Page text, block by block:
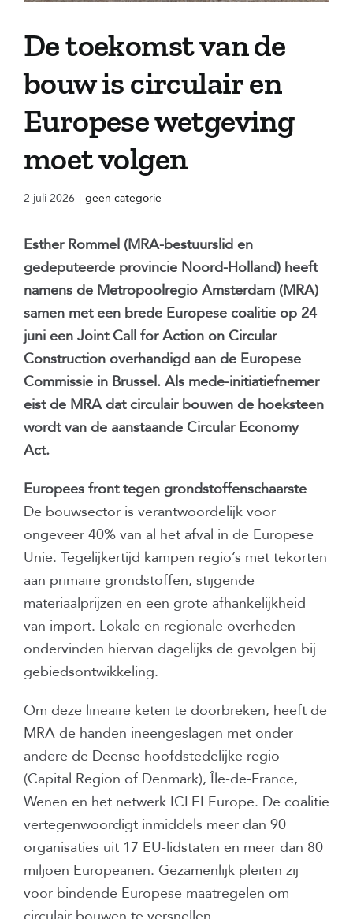
De toekomst van de
bouw is circulair en
Europese wetgeving
moet volgen
2 juli 2026 | geen categorie
Esther Rommel (MRA-bestuurslid en
gedeputeerde provincie Noord-Holland) heeft
namens de Metropoolregio Amsterdam (MRA)
samen met een brede Europese coalitie op 24
juni een Joint Call for Action on Circular
Construction overhandigd aan de Europese
Commissie in Brussel. Als mede-initiatiefnemer
eist de MRA dat circulair bouwen de hoeksteen
wordt van de aanstaande Circular Economy
Act.
Europees front tegen grondstoffenschaarste
De bouwsector is verantwoordelijk voor
ongeveer 40% van al het afval in de Europese
Unie. Tegelijkertijd kampen regio’s met tekorten
aan primaire grondstoffen, stijgende
materiaalprijzen en een grote afhankelijkheid
van import. Lokale en regionale overheden
ondervinden hiervan dagelijks de gevolgen bij
gebiedsontwikkeling.
Om deze lineaire keten te doorbreken, heeft de
MRA de handen ineengeslagen met onder
andere de Deense hoofdstedelijke regio
(Capital Region of Denmark), Île-de-France,
Wenen en het netwerk ICLEI Europe. De coalitie
vertegenwoordigt inmiddels meer dan 90
organisaties uit 17 EU-lidstaten en meer dan 80
miljoen Europeanen. Gezamenlijk pleiten zij
voor bindende Europese maatregelen om